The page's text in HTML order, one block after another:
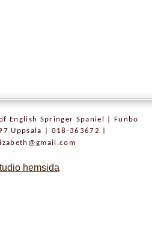
English Springer Spaniel | Funbo
Uppsala | 018-363672 |
hemsida